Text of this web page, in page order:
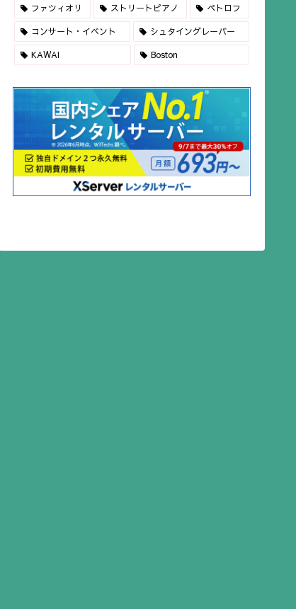
ファツィオリ ストリートピアノ ペトロフ
コンサート・イベント シュタイングレーバー
KAWAI Boston